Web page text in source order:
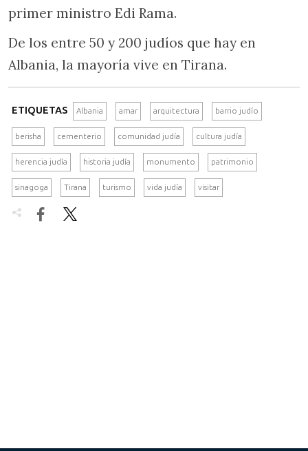
primer ministro Edi Rama.
De los entre 50 y 200 judíos que hay en
Albania, la mayoría vive en Tirana.
ETIQUETAS Albania amar arquitectura barrio judío
berisha cementerio comunidad judía cultura judía
herencia judía historia judía monumento patrimonio
sinagoga Tirana turismo vida judía visitar
 